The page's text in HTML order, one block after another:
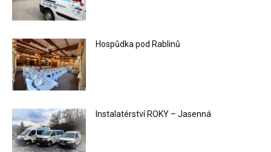
Hospůdka pod Rablinů
Instalatérství ROKY – Jasenná